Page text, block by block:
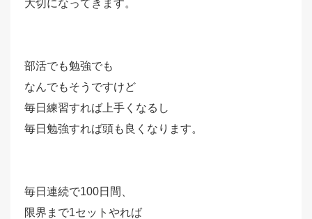
大切になってきます。
部活でも勉強でも
なんでもそうですけど
毎日練習すれば上手くなるし
毎日勉強すれば頭も良くなります。
毎日連続で100日間、
限界まで1セットやれば